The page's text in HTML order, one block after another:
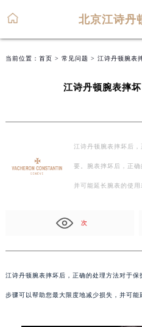
北京江诗丹
当前位置： 首页 > 常见问题 > 江诗丹顿腕表
江诗丹顿腕表摔
江诗丹顿腕表摔坏后
要。腕表摔坏后，正确
并可能延长腕表的使
次
江诗丹顿腕表摔坏后，正确的处理方法对于
步骤可以帮助您最大限度地减少损失，并可能